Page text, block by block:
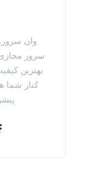
وان
سرور
کنار شما